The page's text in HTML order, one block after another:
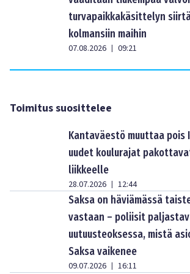
turvapaikkakäsittelyn
kolmansiin maihin
07.08.2026 | 09:21
Toimitus suosittelee
Kantaväestö muuttaa
uudet koulurajat
liikkeelle
28.07.2026 | 12:44
Saksa on häviämässä
vastaan – poliisit
uutuusteoksessa, mistä
Saksa vaikenee
09.07.2026 | 16:11